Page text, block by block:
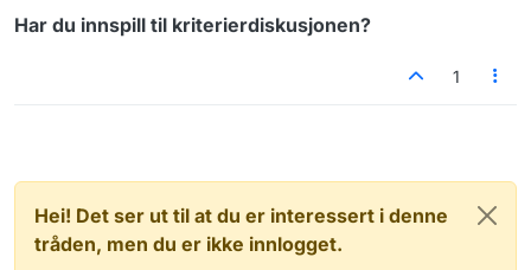
Har du innspill til kriterierdiskusjonen?
1
Hei! Det ser ut til at du er interessert i denne
tråden, men du er ikke innlogget.